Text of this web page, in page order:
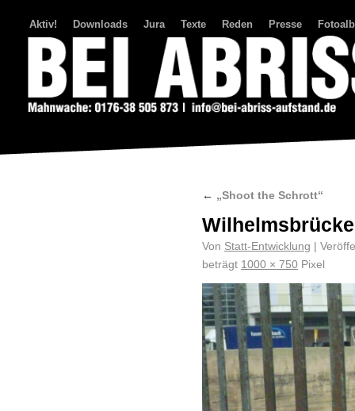
Aktiv! Downloads Jura Texte Reden Presse
← „Shoot the Schrott“
Wilhelmsbrücke
Von Statt-Entwicklung
beträgt 1000 × 750 Pixel